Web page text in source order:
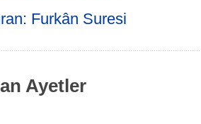
Furkân Suresi
Ayetler